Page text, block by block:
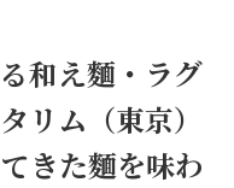
和え麵・ラグ
リム（東京）
きた麵を味わ